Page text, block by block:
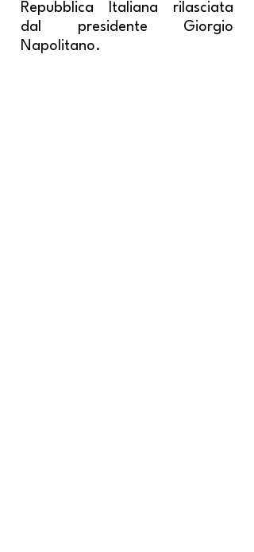
Repubblica Italiana rilasciata
dal presidente Giorgio
Napolitano.